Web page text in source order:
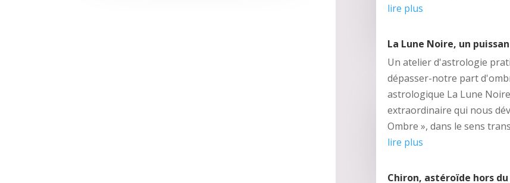
lire plus
La Lune Noire, un
Un atelier d'astrologie
dépasser-notre part
astrologique La Lune
extraordinaire qui nous
Ombre », dans le sens
lire plus
Chiron, astéroïde hors